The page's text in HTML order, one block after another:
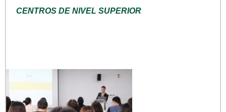
CENTROS DE NIVEL SUPERIOR